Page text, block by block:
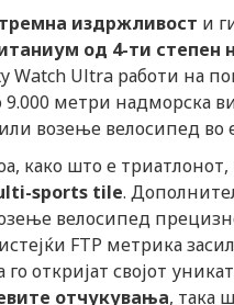
издржливост и
од 4-ти степен
Watch Ultra работи на
метри надморска
возење велосипед
како што е
sports tile.
велосипед
FTP метрика
откријат својот
отчукувања, така